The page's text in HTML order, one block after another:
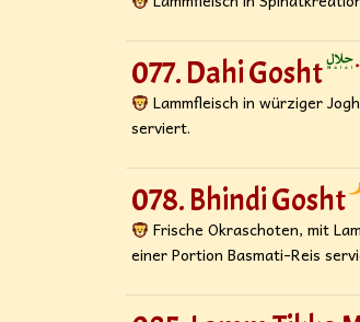
077. Dahi Gosht
Lammfleisch in würziger
serviert.
078. Bhindi Gosht
Frische Okraschoten, mit
einer Portion Basmati-Reis